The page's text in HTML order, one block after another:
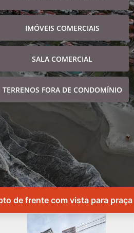
IMÓVEIS COMERCIAIS
SALA COMERCIAL
TERRENOS FORA DE CONDOMÍNIO
de frente com vista para praça